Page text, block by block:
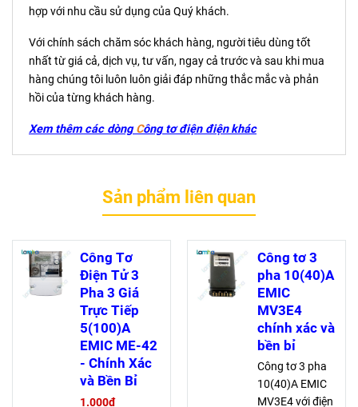
hợp với nhu cầu sử dụng của Quý khách.
Với chính sách chăm sóc khách hàng, người tiêu dùng tốt
nhất từ giá cả, dịch vụ, tư vấn, ngay cả trước và sau khi mua
hàng chúng tôi luôn luôn giải đáp những thắc mắc và phản
hồi của từng khách hàng.
Xem thêm các dòngCông tơ điệnđiệnkhác
Sản phẩm liên quan
Công Tơ
Điện Tử 3
Pha 3 Giá
Trực Tiếp
5(100)A
EMIC ME-42
- Chính Xác
và Bền Bỉ
1.000đ
Công tơ 3
pha 10(40)A
EMIC
MV3E4
chính xác và
bền bỉ
Công tơ 3 pha
10(40)A EMIC
MV3E4 với điện